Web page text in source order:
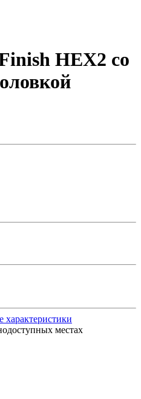
НЕХ2 со
характеристики
местах